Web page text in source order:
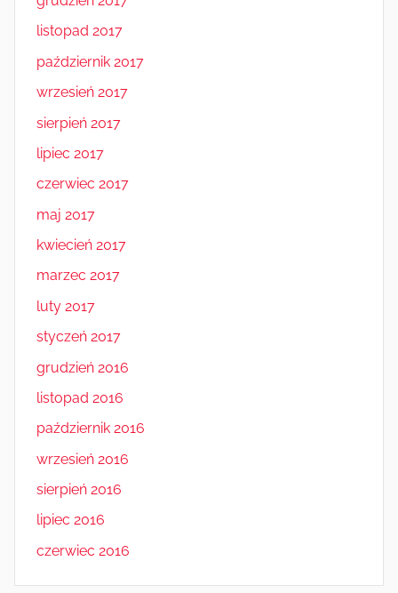
listopad 2017
październik 2017
wrzesień 2017
sierpień 2017
lipiec 2017
czerwiec 2017
maj 2017
kwiecień 2017
marzec 2017
luty 2017
styczeń 2017
grudzień 2016
listopad 2016
październik 2016
wrzesień 2016
sierpień 2016
lipiec 2016
czerwiec 2016